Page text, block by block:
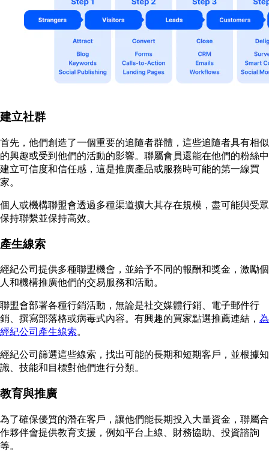
建立社群
首先，他們創造了一個重要的追隨者群體，這些追隨者具有相似
的興趣或受到他們的活動的影響。聯屬會員還能在他們的粉絲中
建立可信度和信任感，這是推廣產品或服務時可能的第一線買
家。
個人或機構聯盟會透過多種渠道擴大其存在規模，盡可能與受眾
保持聯繫並保持高效。
產生線索
經紀公司提供多種聯盟機會，並給予不同的報酬和獎金，激勵個
人和機構推廣他們的交易服務和活動。
聯盟會部署各種行銷活動，無論是社交媒體行銷、電子郵件行
銷、撰寫部落格或病毒式內容。有興趣的買家點選推薦連結， 為
經紀公司產生線索。
經紀公司篩選這些線索，找出可能的長期和短期客戶，並根據知
識、技能和目標對他們進行分類。
教育與推廣
為了確保優質的潛在客戶，讓他們能長期投入大量資金，聯屬合
作夥伴會提供教育支援，例如平台上線、財務協助、投資諮詢
等。